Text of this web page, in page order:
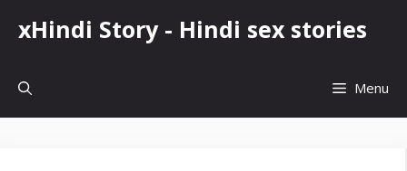
xHindi Story - Hindi sex stories
Menu